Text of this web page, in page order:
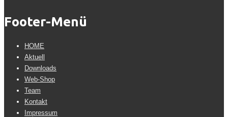
Footer-Menü
HOME
Aktuell
Downloads
Web-Shop
Team
Kontakt
Impressum